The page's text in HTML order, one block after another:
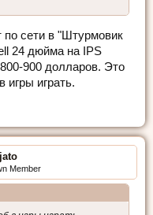
сети в "Штурмовик
24 дюйма на IPS
900 долларов. Это
игры играть.
Member